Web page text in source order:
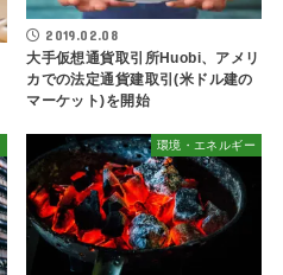
2019.02.08
大手仮想通貨取引所Huobi、アメリ
カでの法定通貨建取引(米ドル建の
マーケット)を開始
環境・エネルギー